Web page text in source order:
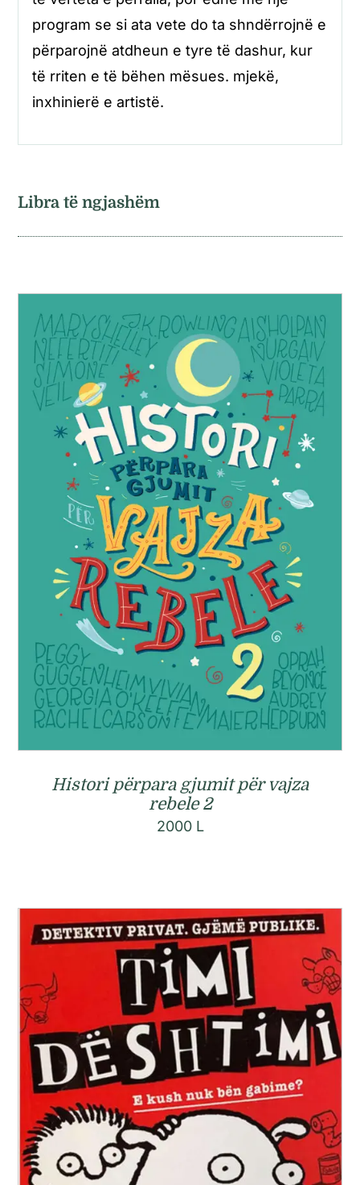
program se si ata vete do ta shndërrojnë e
përparojnë atdheun e tyre të dashur, kur
të rriten e të bëhen mësues. mjekë,
inxhinierë e artistë.
Libra të ngjashëm
Histori përpara gjumit për vajza
rebele 2
2000 L